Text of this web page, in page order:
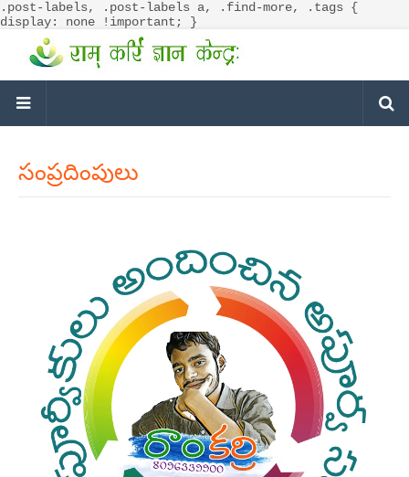
.post-labels, .post-labels a, .find-more, .tags {
display: none !important; }
సంప్రదింపులు